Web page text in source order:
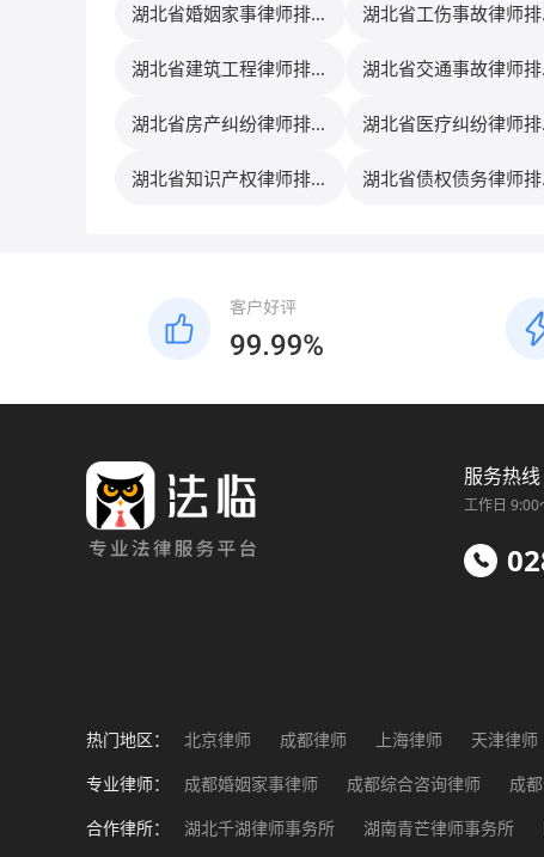
湖北省婚姻家事律师排行
湖北省工伤事故律师排
湖北省建筑工程律师排行
湖北省交通事故律师排
湖北省房产纠纷律师排行
湖北省医疗纠纷律师排
湖北省知识产权律师排行
湖北省债权债务律师排
服务热线
工作日 9:00
热门地区： 北京律师 成都律师 上海律师 天津律师
福州律师
南昌律师 济南律师 郑州律师
专业律师：
成都婚姻家事律师 成都综合咨询律师 成
成都工伤事故律师
成都企业法务律师 成
合作律所：
湖北千湖律师事务所 湖南青芒律师事务所